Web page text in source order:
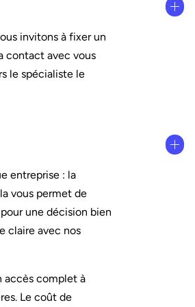
invitons à fixer un
contact avec vous
le spécialiste le
entreprise : la
vous permet de
une décision bien
claire avec nos
accès complet à
Le coût de